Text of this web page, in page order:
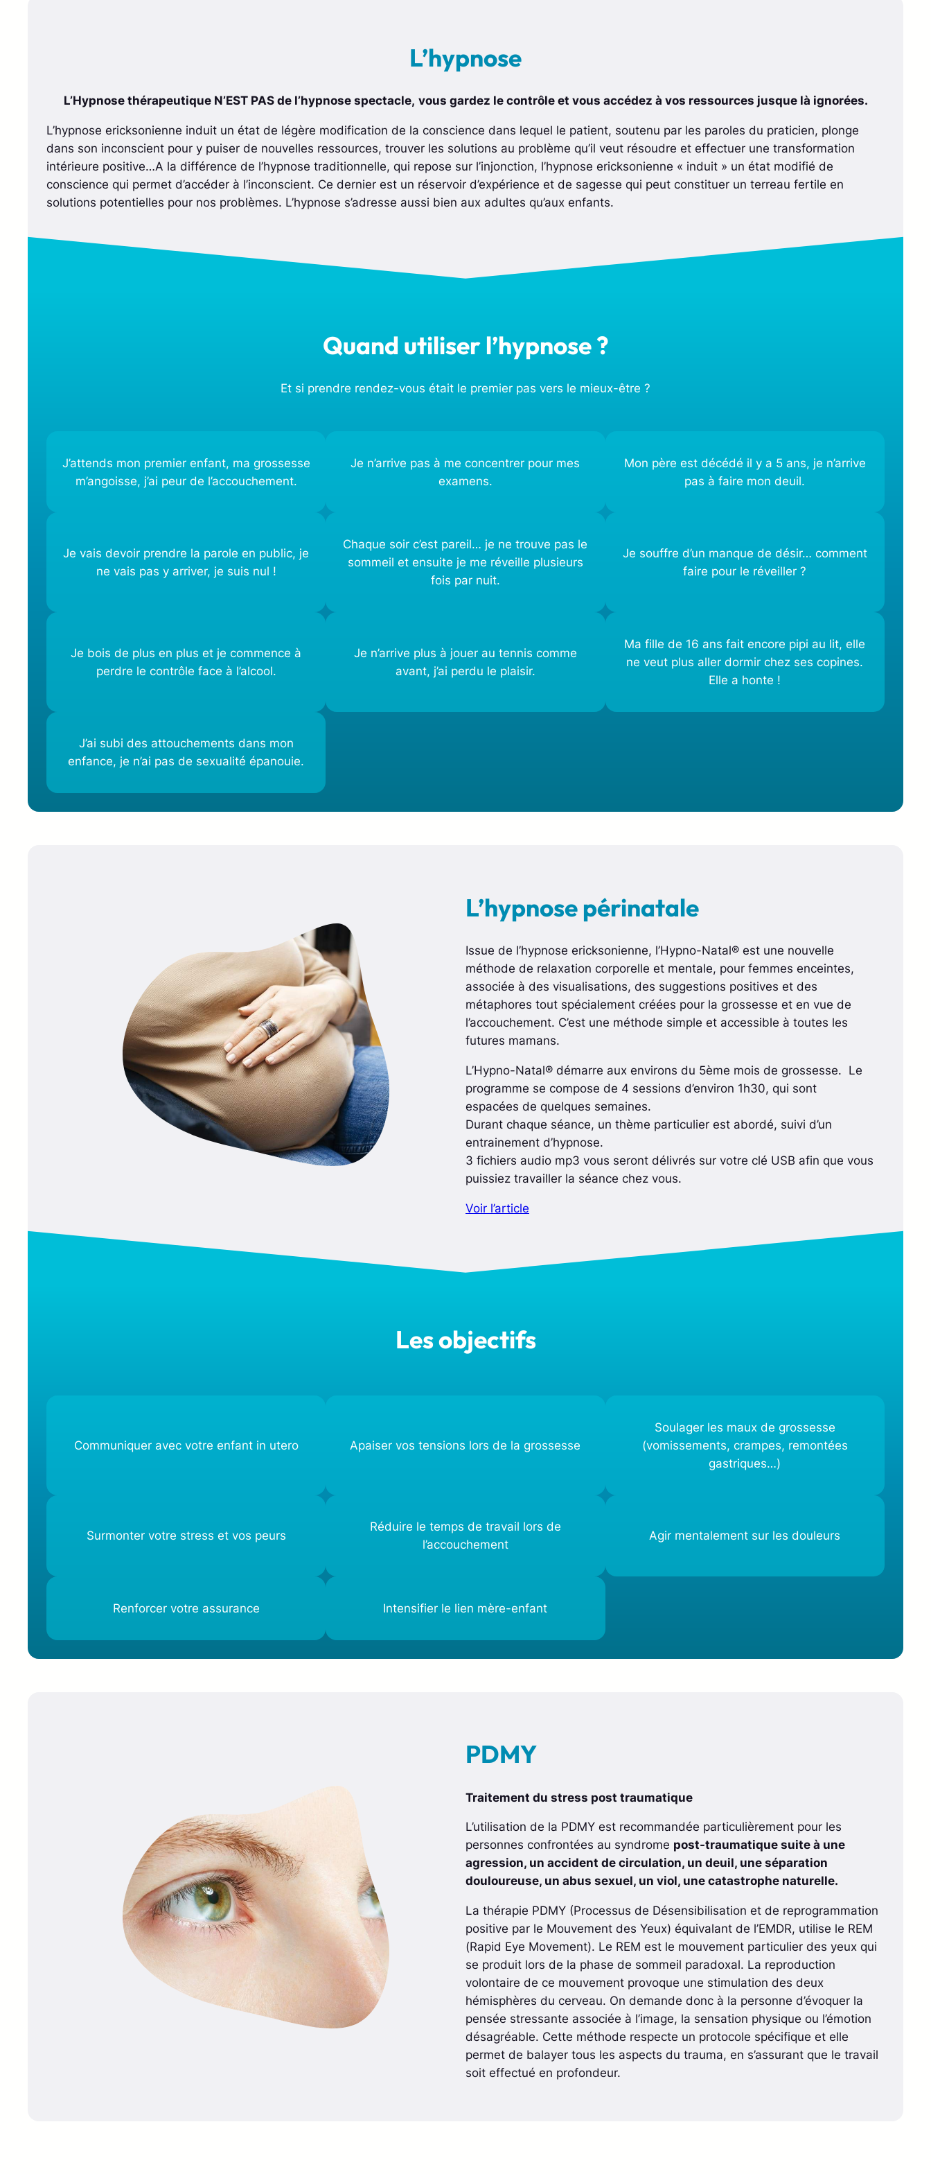
L’hypnose
L’Hypnose thérapeutique N’EST PAS de l’hypnose spectacle, vous gardez le contrôle et vous accédez à vos ressources jusque là ignorées.
L’hypnose ericksonienne induit un état de légère modification de la conscience dans lequel le patient, soutenu par les paroles du praticien, plonge
dans son inconscient pour y puiser de nouvelles ressources, trouver les solutions au problème qu’il veut résoudre et effectuer une transformation
intérieure positive…A la différence de l’hypnose traditionnelle, qui repose sur l’injonction, l’hypnose ericksonienne « induit » un état modifié de
conscience qui permet d’accéder à l’inconscient. Ce dernier est un réservoir d’expérience et de sagesse qui peut constituer un terreau fertile en
solutions potentielles pour nos problèmes. L’hypnose s’adresse aussi bien aux adultes qu’aux enfants.
Quand utiliser l’hypnose ?
Et si prendre rendez-vous était le premier pas vers le mieux-être ?
J’attends mon premier enfant, ma grossesse
m’angoisse, j’ai peur de l’accouchement.
Je n’arrive pas à me concentrer pour mes
examens.
Mon père est décédé il y a 5 ans, je n’arrive
pas à faire mon deuil.
Je vais devoir prendre la parole en public, je
ne vais pas y arriver, je suis nul !
Chaque soir c’est pareil… je ne trouve pas le
sommeil et ensuite je me réveille plusieurs
fois par nuit.
Je souffre d’un manque de désir… comment
faire pour le réveiller ?
Je bois de plus en plus et je commence à
perdre le contrôle face à l’alcool.
Je n’arrive plus à jouer au tennis comme
avant, j’ai perdu le plaisir.
Ma fille de 16 ans fait encore pipi au lit, elle
ne veut plus aller dormir chez ses copines.
Elle a honte !
J’ai subi des attouchements dans mon
enfance, je n’ai pas de sexualité épanouie.
L’hypnose périnatale
Issue de l’hypnose ericksonienne, l’Hypno-Natal® est une nouvelle
méthode de relaxation corporelle et mentale, pour femmes enceintes,
associée à des visualisations, des suggestions positives et des
métaphores tout spécialement créées pour la grossesse et en vue de
l’accouchement. C’est une méthode simple et accessible à toutes les
futures mamans.
L’Hypno-Natal® démarre aux environs du 5ème mois de grossesse. Le
programme se compose de 4 sessions d’environ 1h30, qui sont
espacées de quelques semaines.
Durant chaque séance, un thème particulier est abordé, suivi d’un
entrainement d’hypnose.
3 fichiers audio mp3 vous seront délivrés sur votre clé USB afin que vous
puissiez travailler la séance chez vous.
Voir l’article
Les objectifs
Communiquer avec votre enfant in utero Apaiser vos tensions lors de la grossesse
Soulager les maux de grossesse
(vomissements, crampes, remontées
gastriques…)
Surmonter votre stress et vos peurs
Réduire le temps de travail lors de
l’accouchement
Agir mentalement sur les douleurs
Renforcer votre assurance Intensifier le lien mère-enfant
PDMY
Traitement du stress post traumatique
L’utilisation de la PDMY est recommandée particulièrement pour les
personnes confrontées au syndrome post-traumatique suite à une
agression, un accident de circulation, un deuil, une séparation
douloureuse, un abus sexuel, un viol, une catastrophe naturelle.
La thérapie PDMY (Processus de Désensibilisation et de reprogrammation
positive par le Mouvement des Yeux) équivalant de l’EMDR, utilise le REM
(Rapid Eye Movement). Le REM est le mouvement particulier des yeux qui
se produit lors de la phase de sommeil paradoxal. La reproduction
volontaire de ce mouvement provoque une stimulation des deux
hémisphères du cerveau. On demande donc à la personne d’évoquer la
pensée stressante associée à l’image, la sensation physique ou l’émotion
désagréable. Cette méthode respecte un protocole spécifique et elle
permet de balayer tous les aspects du trauma, en s’assurant que le travail
soit effectué en profondeur.